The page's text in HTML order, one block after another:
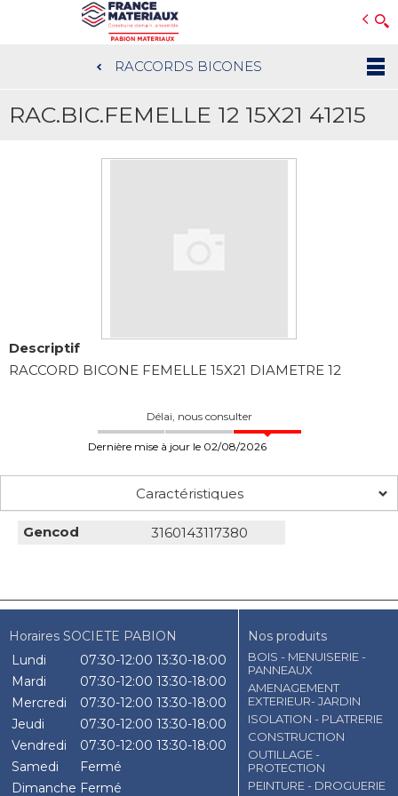
au
contenu
RACCORDS BICONES
RAC.BIC.FEMELLE 12 15X21 41215
Descriptif
RACCORD BICONE FEMELLE 15X21 DIAMETRE 12
Délai, nous consulter
Dernière mise à jour le 02/08/2026
Caractéristiques
Gencod 3160143117380
Horaires SOCIETE PABION
Lundi
07:30-12:00 13:30-18:00
Mardi
07:30-12:00 13:30-18:00
Mercredi
07:30-12:00 13:30-18:00
Jeudi
07:30-12:00 13:30-18:00
Vendredi
07:30-12:00 13:30-18:00
Samedi
Fermé
Dimanche Fermé
Nos produits
BOIS - MENUISERIE -
PANNEAUX
AMENAGEMENT
EXTERIEUR- JARDIN
ISOLATION - PLATRERIE
CONSTRUCTION
OUTILLAGE -
PROTECTION
PEINTURE - DROGUERIE